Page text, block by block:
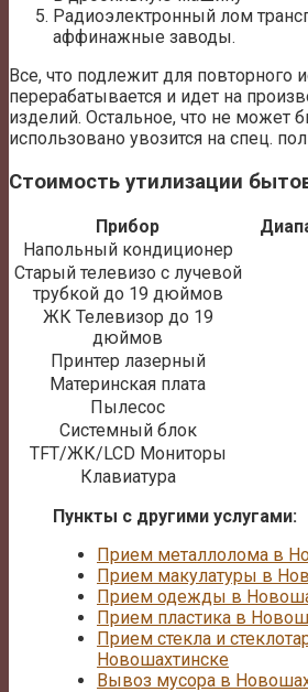
Радиоэлектронный лом
аффинажные заводы.
Все, что подлежит для повторного
перерабатывается и идет на
изделий. Остальное, что не может
использовано увозится на спец.
Стоимость утилизации
Прибор
Напольный кондиционер
Старый телевизо с лучевой
трубкой до 19 дюймов
ЖК Телевизор до 19
дюймов
Принтер лазерный
Материнская плата
Пылесос
Системный блок
TFT/ЖК/LCD Мониторы
Клавиатура
Пункты с другими услугами:
Прием металлолома в
Прием макулатуры в
Прием одежды в
Прием пластика в
Прием стекла и
Новошахтинске
Вывоз мусора в